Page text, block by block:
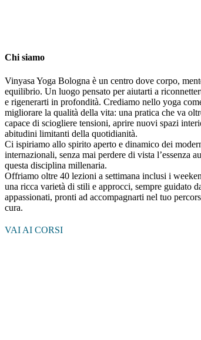
Chi siamo
Vinyasa Yoga Bologna è un centro dove corpo,
equilibrio. Un luogo pensato per aiutarti a
e rigenerarti in profondità. Crediamo nello yoga
migliorare la qualità della vita: una pratica che va
capace di sciogliere tensioni, aprire nuovi spazi
abitudini limitanti della quotidianità.
Ci ispiriamo allo spirito aperto e dinamico dei
internazionali, senza mai perdere di vista l’essenza
questa disciplina millenaria.
Offriamo oltre 40 lezioni a settimana inclusi i
una ricca varietà di stili e approcci, sempre guidato
appassionati, pronti ad accompagnarti nel tuo
cura.
VAI AI CORSI